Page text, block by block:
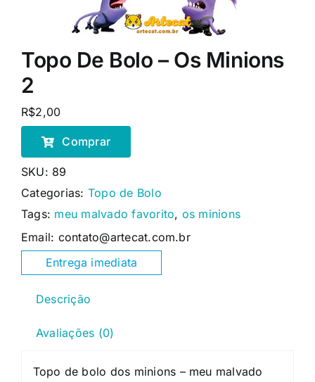
Topo De Bolo – Os Minions
2
R$2,00
Comprar
SKU: 89
Categorias: Topo de Bolo
Tags: meu malvado favorito, os minions
Email: contato@artecat.com.br
Entrega imediata
Descrição
Avaliações (0)
Topo de bolo dos minions – meu malvado